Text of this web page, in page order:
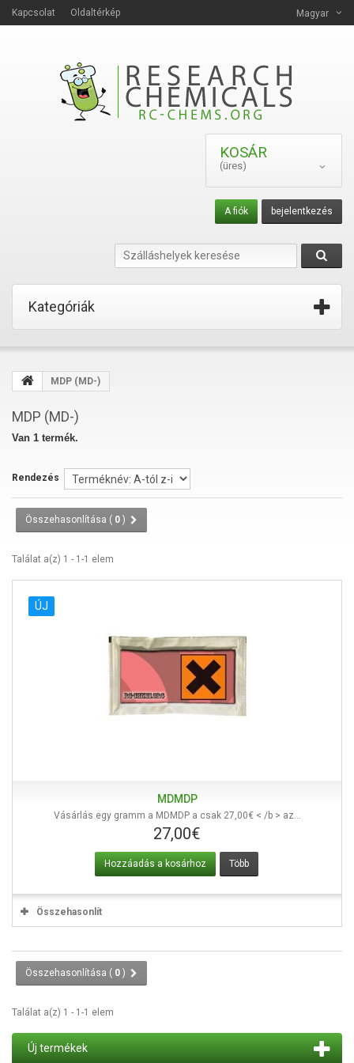
Magyar
Kapcsolat Oldaltérkép
KOSÁR
(üres)
bejelentkezés
A fiók
Kategóriák
MDP (MD-)
MDP (MD-)
Van 1 termék.
Rendezés
Összehasonlítása ( 0 )
Találat a(z) 1 - 1-1 elem
ÚJ
MDMDP
Vásárlás egy gramm a MDMDP a csak 27,00€ < /b > az...
27,00€
Hozzáadás a kosárhoz Több
Összehasonlít
Összehasonlítása ( 0 )
Találat a(z) 1 - 1-1 elem
Új termékek